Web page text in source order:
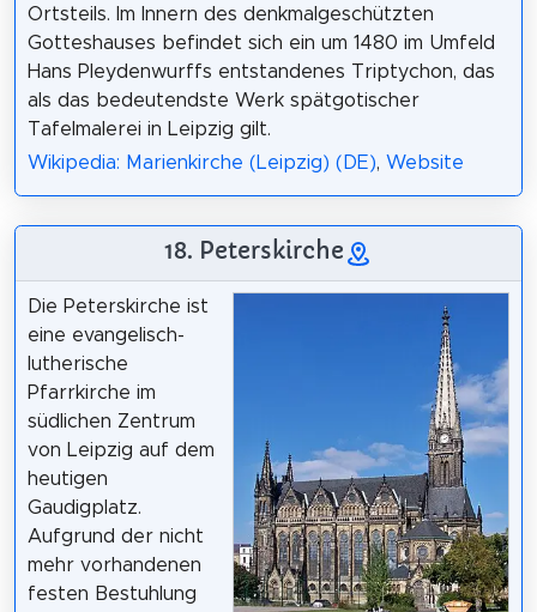
Ortsteils. Im Innern des denkmalgeschützten
Gotteshauses befindet sich ein um 1480 im Umfeld
Hans Pleydenwurffs entstandenes Triptychon, das
als das bedeutendste Werk spätgotischer
Tafelmalerei in Leipzig gilt.
Wikipedia: Marienkirche (Leipzig) (DE), Website
18. Peterskirche
Die Peterskirche ist
eine evangelisch-
lutherische
Pfarrkirche im
südlichen Zentrum
von Leipzig auf dem
heutigen
Gaudigplatz.
Aufgrund der nicht
mehr vorhandenen
festen Bestuhlung